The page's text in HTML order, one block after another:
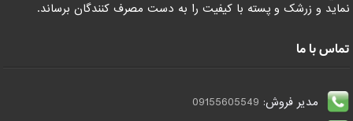
نمايد و زرشک و پسته با کيفيت را به دست مصرف کنندگان برساند.
تماس با ما
مدیر فروش: 09155605549